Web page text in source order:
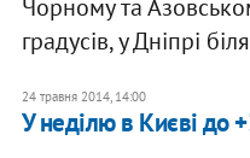
Чорному та
градусів, у Дніпрі
24 травня 2014, 14:00
У неділю в Києві до